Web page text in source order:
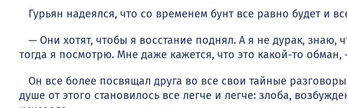
Гурьян надеялся, что со временем бунт все равно будет и
— Они хотят, чтобы я восстание поднял. А я не дурак, знаю,
тогда я посмотрю. Мне даже кажется, что это какой-то
Он все более посвящал друга во все свои тайные
душе от этого становилось все легче и легче: злоба,